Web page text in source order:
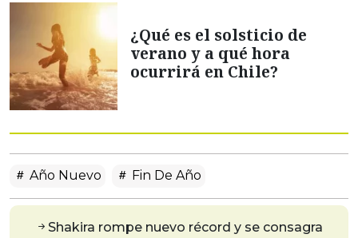
¿Qué es el solsticio de
verano y a qué hora
ocurrirá en Chile?
Año Nuevo Fin De Año
Shakira rompe nuevo récord y se consagra